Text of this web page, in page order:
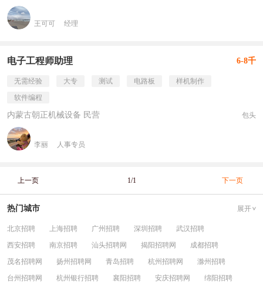
王可可 经理
电子工程师助理 6-8千
无需经验 大专 测试 电路板
样机制作
软件编程
内蒙古朝正机械设备 民营 包头
李丽 人事专员
上一页 1/1 下一页
热门城市 展开
北京招聘 上海招聘 广州招聘 深圳招聘
武汉招聘
西安招聘
南京招聘 汕头招聘网 揭阳招聘网
成都招聘
茂名招聘网
扬州招聘网 青岛招聘 杭州招聘网
滁州招聘
台州招聘网
杭州银行招聘 襄阳招聘 安庆招聘网 绵阳招聘